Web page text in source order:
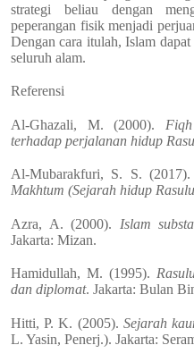
strategi beliau dengan
peperangan fisik menjadi
Dengan cara itulah, Islam
seluruh alam.
Referensi
Al-Ghazali, M. (2000).
terhadap perjalanan hidup
Al-Mubarakfuri, S. S.
Makhtum (Sejarah hidup
Azra, A. (2000). Islam
Jakarta: Mizan.
Hamidullah, M. (1995).
dan diplomat. Jakarta: Bulan
Hitti, P. K. (2005). Sejarah
L. Yasin, Penerj.). Jakarta: